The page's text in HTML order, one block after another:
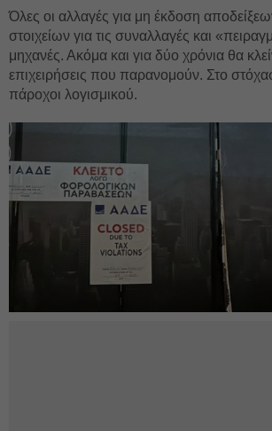
Όλες οι αλλαγές για μη έκδοση
στοιχείων για τις συναλλαγές και
μηχανές. Ακόμα και για δύο χρόνια θα
επιχειρήσεις που παρανομούν. Στο
πάροχοι λογισμικού.